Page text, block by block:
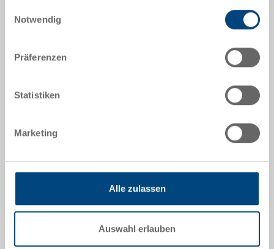
Notwendig
Präferenzen
Statistiken
Marketing
Alle zulassen
Auswahl erlauben
Papierkorb, PP/FL, hellgrau, nutzbare Innenhöhe 375
mm, Höhe 383 mm, Aussen-Ø oben 365 mm,
Optionales Zubehör